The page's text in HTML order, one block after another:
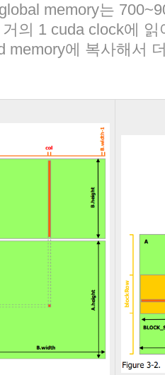
memory는
의 1 cuda clock에
memory에 복사해서